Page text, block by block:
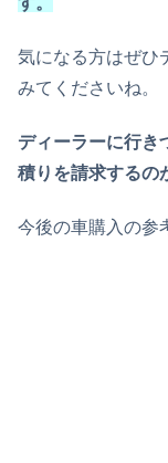
気になる方はぜひ
みてくださいね。
ディーラーに行き
積りを請求するの
今後の車購入の参